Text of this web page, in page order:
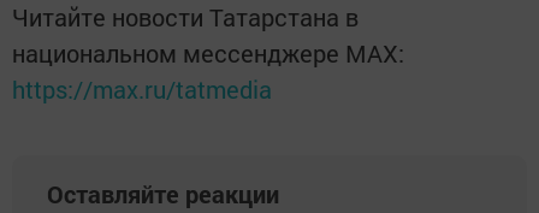
Читайте новости Татарстана в
национальном мессенджере MАХ:
https://max.ru/tatmedia
Оставляйте реакции